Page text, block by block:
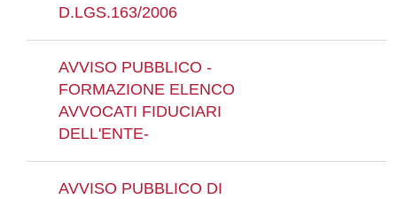
D.LGS.163/2006
AVVISO PUBBLICO -
FORMAZIONE ELENCO
AVVOCATI FIDUCIARI
DELL'ENTE-
AVVISO PUBBLICO DI